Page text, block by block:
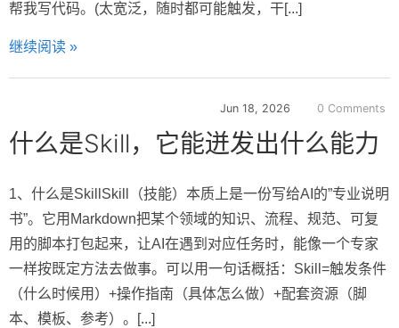
帮我写代码。(太宽泛，随时都可能触发，干[...]
继续阅读 »
Jun 18, 2026 0 Comments
什么是Skill，它能迸发出什么能力
1、什么是SkillSkill（技能）本质上是一份写给AI的”专业说明
书”。它用Markdown把某个领域的知识、流程、规范、可复
用的脚本打包起来，让AI在遇到对应任务时，能像一个专家
一样按既定方法去做事。可以用一句话概括：Skill=触发条件
（什么时候用）+操作指南（具体怎么做）+配套资源（脚
本、模板、参考）。[...]